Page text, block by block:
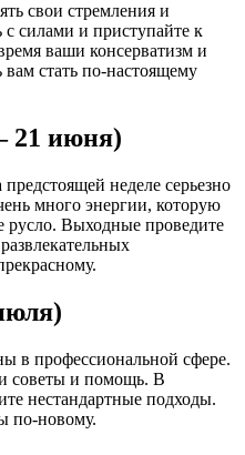
свои стремления и
с силами и приступайте к
ваши консерватизм и
стать по-настоящему
21 июня)
неделе серьезно
много энергии, которую
русло. Выходные проведите
в профессиональной сфере.
советы и помощь. В
нестандартные подходы.
по-новому.